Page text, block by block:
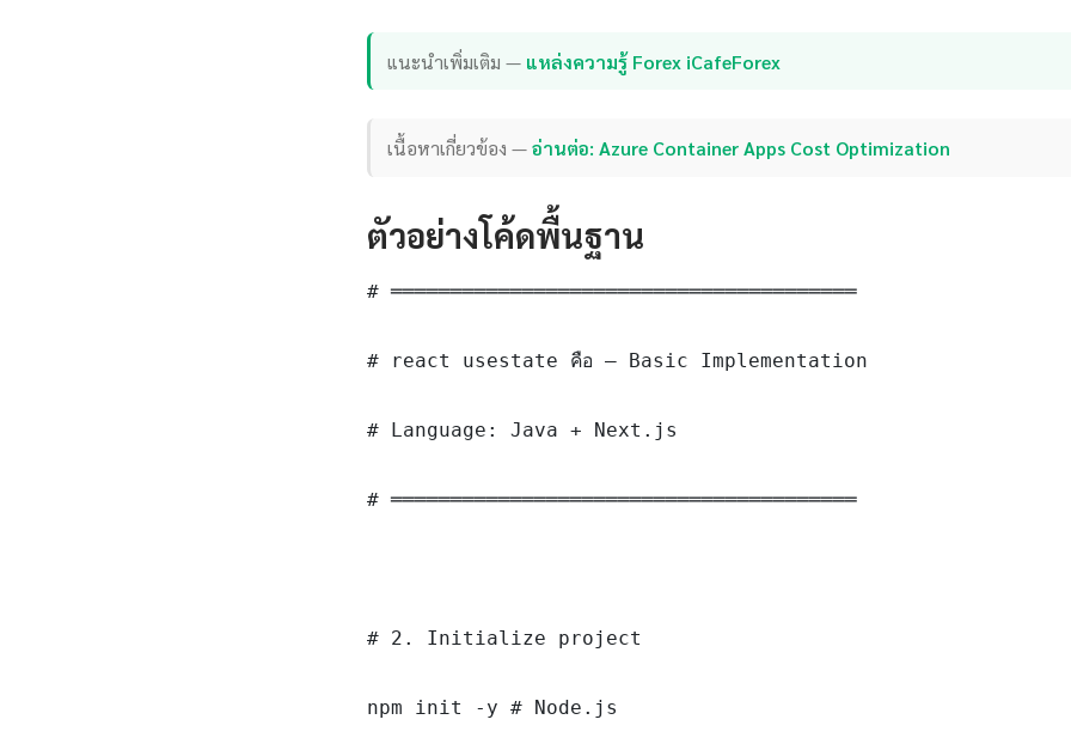
แนะนำเพิ่มเติม — แหล่งความรู้ Forex iCafeForex
เนื้อหาเกี่ยวข้อง —อ่านต่อ: Azure Container Apps Cost Optimization
ตัวอย่างโค้ดพื้นฐาน
# ═══════════════════════════════════════
# react usestate คือ — Basic Implementation
# Language: Java + Next.js
# ═══════════════════════════════════════
# 2. Initialize project
npm init -y # Node.js